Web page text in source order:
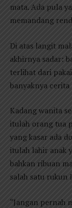
mata. Ada pula
memandang
Di atas langit
akhirnya sadar:
terlihat dari
banyaknya
Kadang wanita
itulah orang tua
yang kasar ada
itulah lahir anak
bahkan ribuan
salah satu rukun
“Jangan pernah